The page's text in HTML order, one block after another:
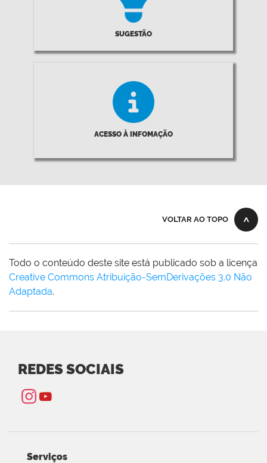
SUGESTÃO
ACESSO À INFOMAÇÃO
VOLTAR AO TOPO
Todo o conteúdo deste site está publicado sob a licença
Creative Commons Atribuição-SemDerivações 3.0 Não
Adaptada.
REDES SOCIAIS
Serviços